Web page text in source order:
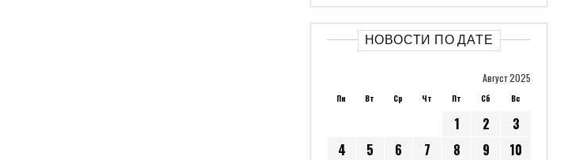
НОВОСТИ ПО ДАТЕ
Август 2025
Пн Вт Ср Чт Пт Сб Вс
1 2
3
4
5 6 7 8 9
10